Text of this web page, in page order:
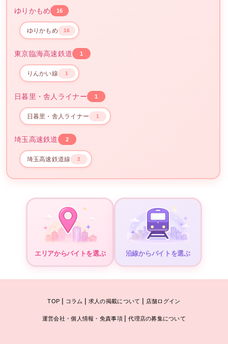
ゆりかもめ 16
ゆりかもめ 16
東京臨海高速鉄道 1
りんかい線 1
日暮里・舎人ライナー 1
日暮里・舎人ライナー 1
埼玉高速鉄道 2
埼玉高速鉄道線 2
エリアからバイトを選ぶ 沿線からバイトを選ぶ
TOP | コラム | 求人の掲載について | 店舗ログイン
運営会社・個人情報・免責事項 | 代理店の募集について